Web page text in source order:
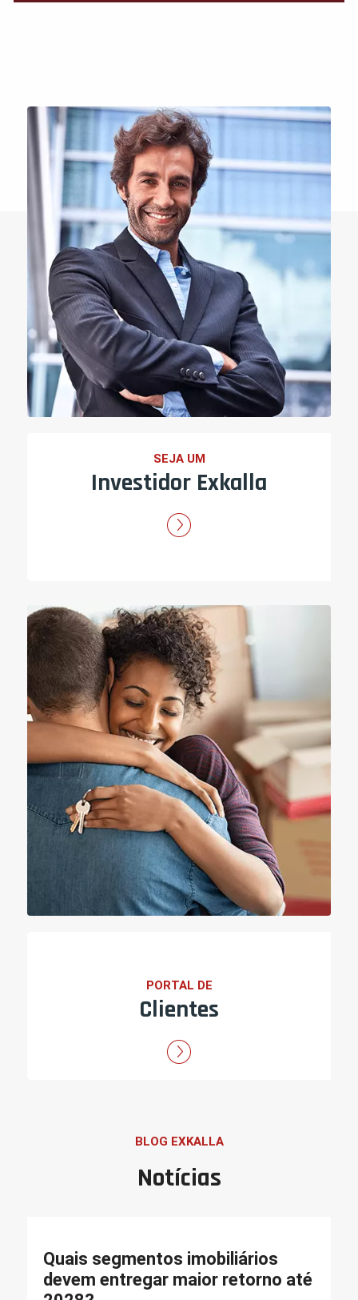
SEJA UM
Investidor Exkalla
PORTAL DE
Clientes
BLOG EXKALLA
Notícias
Quais segmentos imobiliários
devem entregar maior retorno até